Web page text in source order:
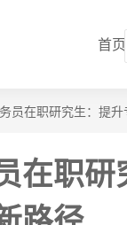
首页
员在职研究生：提
在职